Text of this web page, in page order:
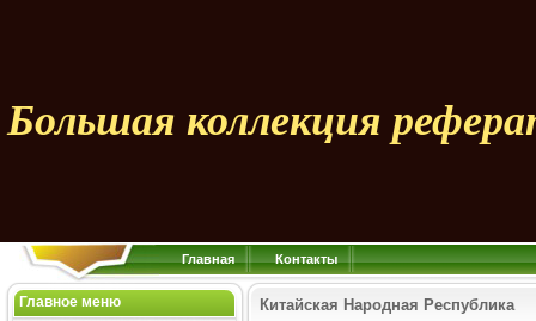
Большая коллекция
Главная Контакты
Главное меню Китайская Народная Республика